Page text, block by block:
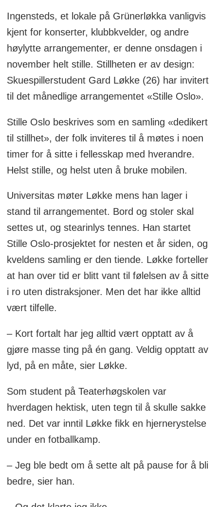
Ingensteds, et lokale på Grünerløkka vanligvis
kjent for konserter, klubbkvelder, og andre
høylytte arrangementer, er denne onsdagen i
november helt stille. Stillheten er av design:
Skuespillerstudent Gard Løkke (26) har invitert
til det månedlige arrangementet «Stille Oslo».
Stille Oslo beskrives som en samling «dedikert
til stillhet», der folk inviteres til å møtes i noen
timer for å sitte i fellesskap med hverandre.
Helst stille, og helst uten å bruke mobilen.
Universitas møter Løkke mens han lager i
stand til arrangementet. Bord og stoler skal
settes ut, og stearinlys tennes. Han startet
Stille Oslo-prosjektet for nesten et år siden, og
kveldens samling er den tiende. Løkke forteller
at han over tid er blitt vant til følelsen av å sitte
i ro uten distraksjoner. Men det har ikke alltid
vært tilfelle.
– Kort fortalt har jeg alltid vært opptatt av å
gjøre masse ting på én gang. Veldig opptatt av
lyd, på en måte, sier Løkke.
Som student på Teaterhøgskolen var
hverdagen hektisk, uten tegn til å skulle sakke
ned. Det var inntil Løkke fikk en hjernerystelse
under en fotballkamp.
– Jeg ble bedt om å sette alt på pause for å bli
bedre, sier han.